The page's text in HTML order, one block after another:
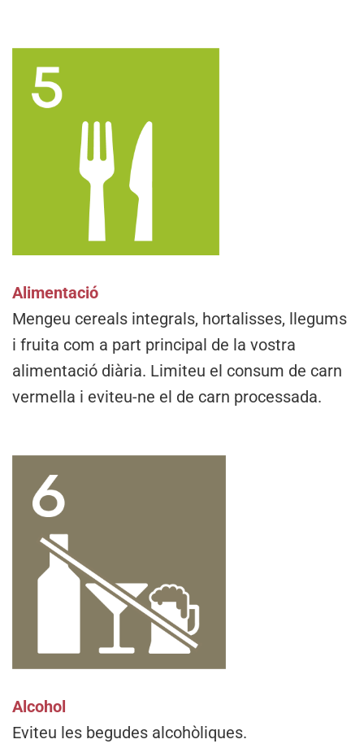
Alimentació
Mengeu cereals integrals, hortalisses, llegums
i fruita com a part principal de la vostra
alimentació diària. Limiteu el consum de carn
vermella i eviteu-ne el de carn processada.
Alcohol
Eviteu les begudes alcohòliques.